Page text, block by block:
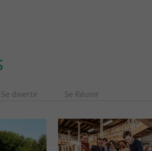
Se divertir Se Réunir